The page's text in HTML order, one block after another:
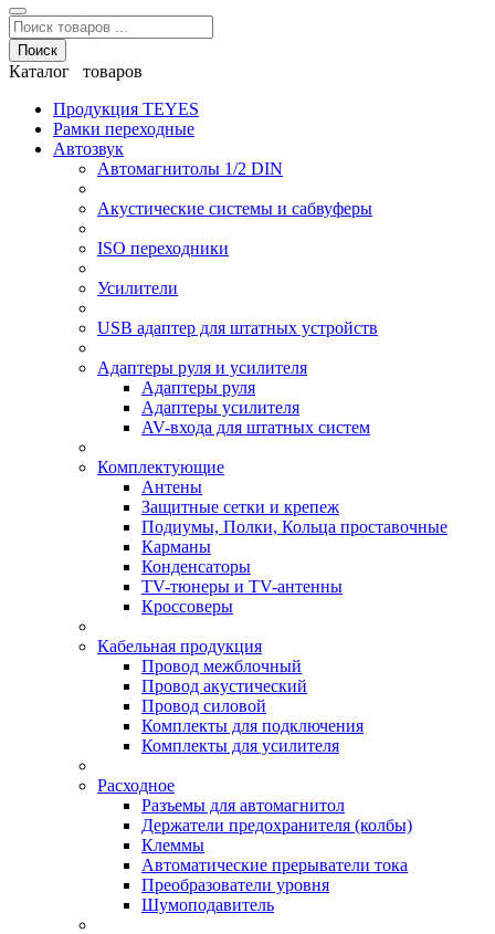
Поиск
Каталог товаров
Продукция TEYES
Рамки переходные
Автозвук
Автомагнитолы 1/2 DIN
Акустические системы и сабвуферы
ISO переходники
Усилители
USB адаптер для штатных устройств
Адаптеры руля и усилителя
Адаптеры руля
Адаптеры усилителя
AV-входа для штатных систем
Комплектующие
Антены
Защитные сетки и крепеж
Подиумы, Полки, Кольца проставочные
Карманы
Конденсаторы
TV-тюнеры и TV-антенны
Кроссоверы
Кабельная продукция
Провод межблочный
Провод акустический
Провод силовой
Комплекты для подключения
Комплекты для усилителя
Расходное
Разъемы для автомагнитол
Держатели предохранителя (колбы)
Клеммы
Автоматические прерыватели тока
Преобразователи уровня
Шумоподавитель